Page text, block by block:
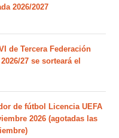
2026/2027
de Tercera Federación
27 se sorteará el
de fútbol Licencia UEFA
2026 (agotadas las